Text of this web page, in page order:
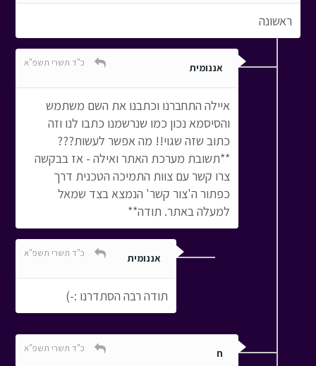
ראשונה
אננומית כ"ד תשרי תשפ"א
איילה התחברנו וכתבנו את השם משתמש
והסיסמא נכון כמו שנרשמנו כתבו לנו וזה
כתוב שזה שגוי!! מה אפשר לעשות???
**תשובת מערכת האתר ואילה - אז בבקשה
צרו קשר עם צוות התמיכה הטכנית דרך
כפתור ה'צור קשר' הנמצא בצד שמאל
למעלה באתר. תודה**
אננומית כ"ד תשרי תשפ"א
תודה רבה הסתדרנו :-)
ח כ"ד תשרי תשפ"א